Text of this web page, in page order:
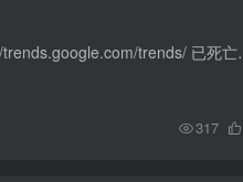
app竞品分析：https://
317